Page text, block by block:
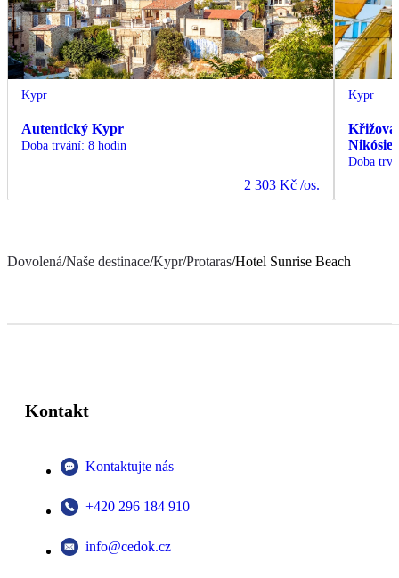
Kypr
Autentický Kypr
Doba trvání: 8 hodin
2 303 Kč /os.
Kypr
Nikósie
Doba
Dovolená/Naše destinace/Kypr/Protaras/Hotel Sunrise Beach
Kontakt
Kontaktujte nás
+420 296 184 910
info@cedok.cz